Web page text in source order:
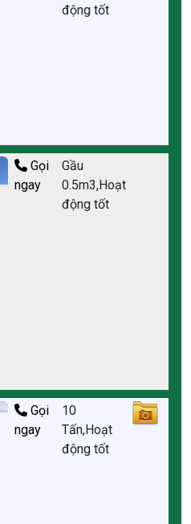
động tốt
Gọi
ngay
Gầu
0.5m3,Hoạt
động tốt
Gọi
ngay
10
Tấn,Hoạt
động tốt